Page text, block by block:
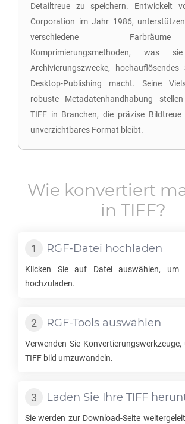
Detailtreue zu speichern. Entwickelt
Corporation im Jahr 1986, unterstützen
verschiedene
Komprimierungsmethoden, was
Archivierungszwecke, hochauflösendes
Desktop-Publishing macht. Seine
robuste Metadatenhandhabung
TIFF in Branchen, die präzise Bildtreue
unverzichtbares Format bleibt.
Wie konvertiert
in TIFF?
RGF-Datei hochladen
Klicken Sie auf Datei auswählen, um
hochzuladen.
RGF-Tools auswählen
Verwenden Sie Konvertierungswerkzeuge,
TIFF bild umzuwandeln.
Laden Sie Ihre TIFF
Sie werden zur Download-Seite